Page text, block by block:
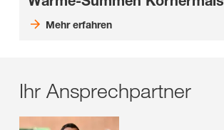
Mehr erfahren
Ihr Ansprechpartner